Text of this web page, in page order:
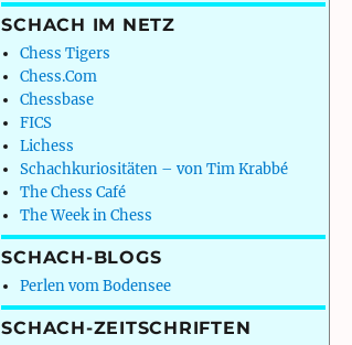
SCHACH IM NETZ
Chess Tigers
Chess.Com
Chessbase
FICS
Lichess
Schachkuriositäten – von Tim Krabbé
The Chess Café
The Week in Chess
SCHACH-BLOGS
Perlen vom Bodensee
SCHACH-ZEITSCHRIFTEN